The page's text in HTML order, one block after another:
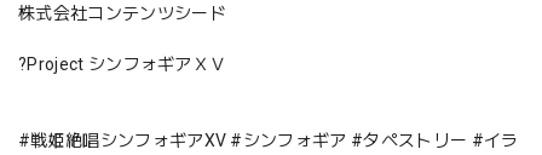
株式会社コンテンツシード
?Project シンフォギアＸＶ
#戦姫絶唱シンフォギアXV #シンフォギア #タペストリー #イラ